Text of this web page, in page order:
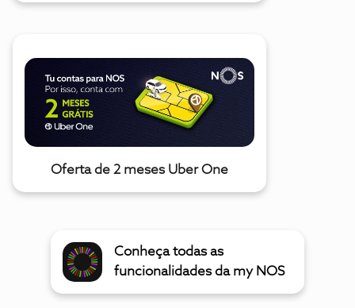
Oferta de 2 meses Uber One
Conheça todas as
funcionalidades da my NOS